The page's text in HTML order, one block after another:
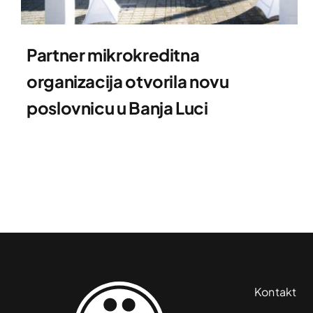
Partner mikrokreditna
organizacija otvorila novu
poslovnicu u Banja Luci
Kontakt